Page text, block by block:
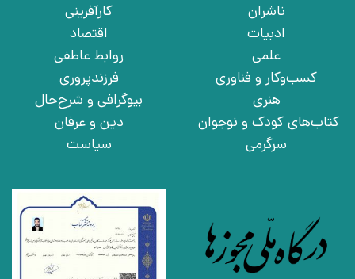
ناشران
ادبیات
علمی
کسب‌وکار و فناوری
هنری
کتاب‌های کودک و نوجوان
سرگرمی
کارآفرینی
اقتصاد
روابط عاطفی
فرزندپروری
بیوگرافی و شرح‌حال
دین و عرفان
سیاست